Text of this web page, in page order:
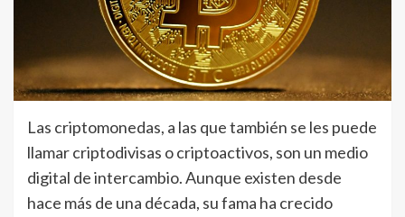
Las criptomonedas, a las que también se les puede
llamar criptodivisas o criptoactivos, son un medio
digital de intercambio. Aunque existen desde
hace más de una década, su fama ha crecido